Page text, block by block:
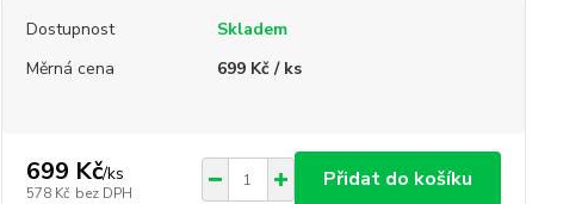
Dostupnost
Skladem
Měrná cena
699 Kč / ks
699 Kč/ks
578 Kč bez DPH
Přidat do košíku